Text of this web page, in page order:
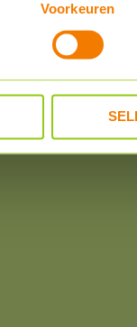
aan ze
van
Voorkeuren